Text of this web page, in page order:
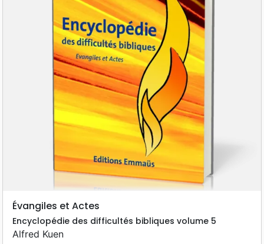
Évangiles et Actes
Encyclopédie des difficultés bibliques volume 5
Alfred Kuen